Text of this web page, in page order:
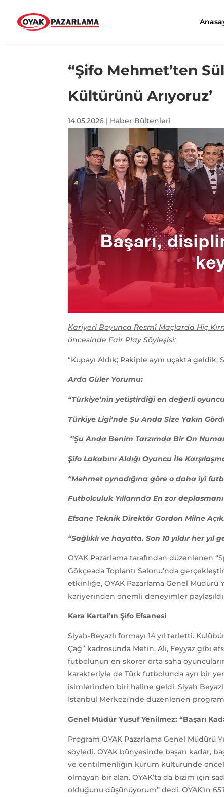
“Şifo Mehmet’ten
Kültürünü Arıyoruz’
14.05.2026 | Haber Bültenleri
Kariyeri Boyunca Resmî Maçlarda Hiç
öncesinde Fair Play Söyleşisi:
“Kupayı Aldık; Rakiple aynı uçakta geldik,
Arda Güler Yorumu:
“Türkiye’nin yetiştirdiği en değerli
Türkiye Ligi’nde Şu Anda Size Yakın
‘’Şu Anda Benim Tarzımda Bir On
Şifo Lakabını Aldığı Oyuncu İle
“Mehmet oynadığına göre o daha iyi
Futbolculuk Yıllarında En zor
Efsane Teknik Direktör Gordon Milne
“Sağlıklı ve hayatta. Son 10 yıldır her
OYAK Pazarlama tarafından düzenlenen
Gökçeada Toplantı Salonu’nda
etkinliğe, OYAK Pazarlama Genel Müdürü
kariyerinden önemli deneyimler
Kara Kartal’ın Şifo Efsanesi
Siyah-Beyazlı formayı 14 yıl terletti.
Çağ” kadrosunda Metin, Ali, Feyyaz gibi
futbolunun en skorer orta saha
karakteriyle de Türk futbolunda ayrı bir
isimlerinden biri haline geldi. Siyah
İstanbul Merkezi’nde düzenlenen
Genel Müdür Yusuf Yenilmez: “Başarı
Program OYAK Pazarlama Genel Müdürü
söyledi. OYAK bünyesinde başarı kadar,
ve centilmenliğin kurum kültüründe
olmayan bir alan. OYAK’ta da bizim için
olduğunu düşünüyorum’’ dedi. OYAK’ın